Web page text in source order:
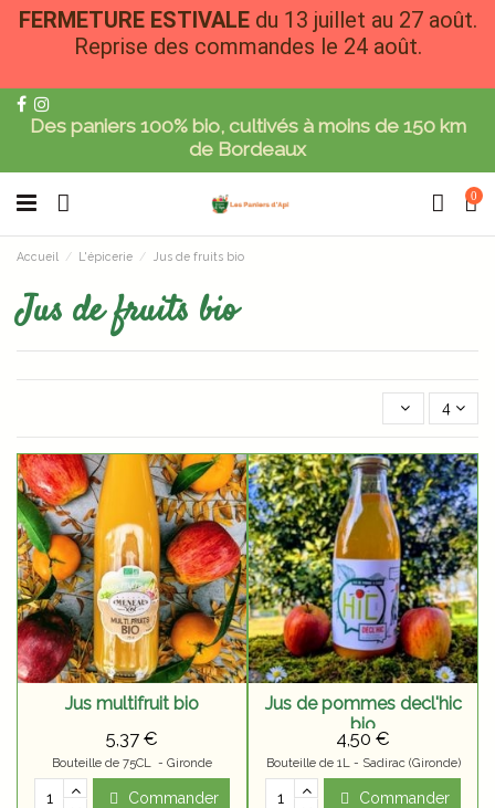
FERMETURE ESTIVALE du 13 juillet au 27 août.
Reprise des commandes le 24 août.
Des paniers 100% bio, cultivés à moins de 150 km
de Bordeaux
0
Accueil L'épicerie Jus de fruits bio
Jus de fruits bio
4
Jus multifruit bio
5,37 €
Bouteille de 75CL - Gironde
Commander
Jus de pommes decl'hic
bio
4,50 €
Bouteille de 1L - Sadirac (Gironde)
Commander